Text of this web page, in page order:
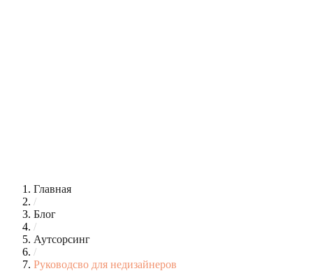
Главная
/
Блог
/
Аутсорсинг
/
Руководсво для недизайнеров